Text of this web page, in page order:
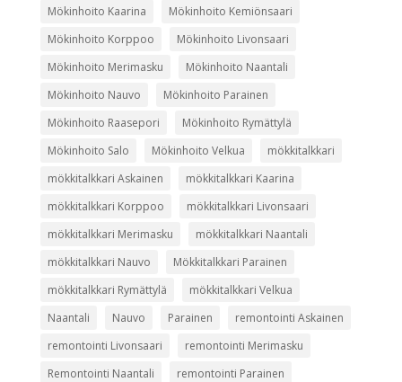
Mökinhoito Kaarina
Mökinhoito Kemiönsaari
Mökinhoito Korppoo
Mökinhoito Livonsaari
Mökinhoito Merimasku
Mökinhoito Naantali
Mökinhoito Nauvo
Mökinhoito Parainen
Mökinhoito Raasepori
Mökinhoito Rymättylä
Mökinhoito Salo
Mökinhoito Velkua
mökkitalkkari
mökkitalkkari Askainen
mökkitalkkari Kaarina
mökkitalkkari Korppoo
mökkitalkkari Livonsaari
mökkitalkkari Merimasku
mökkitalkkari Naantali
mökkitalkkari Nauvo
Mökkitalkkari Parainen
mökkitalkkari Rymättylä
mökkitalkkari Velkua
Naantali
Nauvo Parainen
remontointi Askainen
remontointi Livonsaari
remontointi Merimasku
Remontointi Naantali
remontointi Parainen